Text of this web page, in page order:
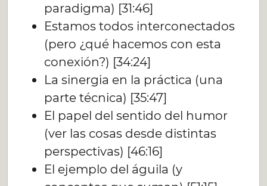
paradigma) [31:46]
Estamos todos interconectados
(pero ¿qué hacemos con esta
conexión?) [34:24]
La sinergia en la práctica (una
parte técnica) [35:47]
El papel del sentido del humor
(ver las cosas desde distintas
perspectivas) [46:16]
El ejemplo del águila (y